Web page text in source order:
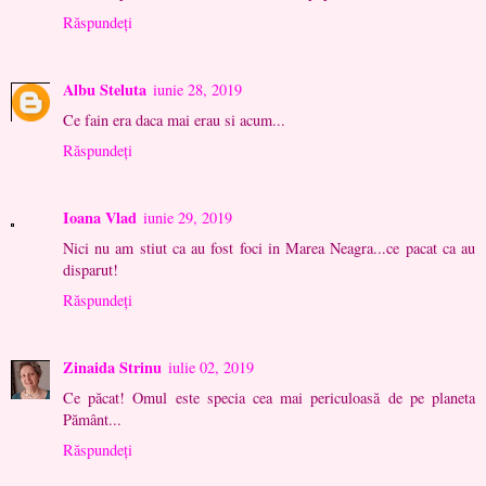
Răspundeți
Albu Steluta iunie 28, 2019
Ce fain era daca mai erau si acum...
Răspundeți
Ioana Vlad iunie 29, 2019
Nici nu am stiut ca au fost foci in Marea Neagra...ce pacat ca au
disparut!
Răspundeți
Zinaida Strinu iulie 02, 2019
Ce păcat! Omul este specia cea mai periculoasă de pe planeta
Pământ...
Răspundeți